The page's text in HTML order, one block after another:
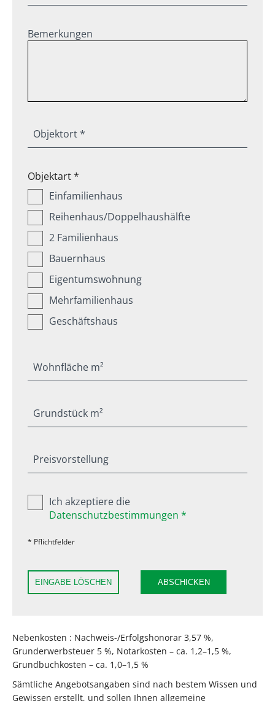
Bemerkungen
Objektort *
Objektart *
Einfamilienhaus
Reihenhaus/Doppelhaushälfte
2 Familienhaus
Bauernhaus
Eigentumswohnung
Mehrfamilienhaus
Geschäftshaus
Wohnfläche m²
Grundstück m²
Preisvorstellung
Ich akzeptiere die
Datenschutzbestimmungen *
* Pflichtfelder
EINGABE LÖSCHEN ABSCHICKEN
Nebenkosten : Nachweis-/Erfolgshonorar 3,57 %,
Grunderwerbsteuer 5 %, Notarkosten – ca. 1,2–1,5 %,
Grundbuchkosten – ca. 1,0–1,5 %
Sämtliche Angebotsangaben sind nach bestem Wissen und
Gewissen erstellt, und sollen Ihnen allgemeine